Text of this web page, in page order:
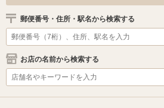
郵便番号・住所・駅名から検索する
お店の名前から検索する